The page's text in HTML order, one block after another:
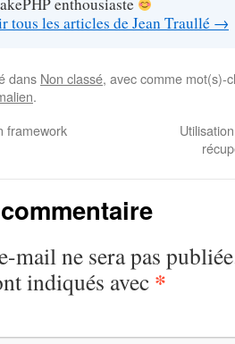
tous les articles de Jean Traullé →
dans Non classé, avec comme mot(s)-
.
framework
mail ne sera pas
indiqués avec *